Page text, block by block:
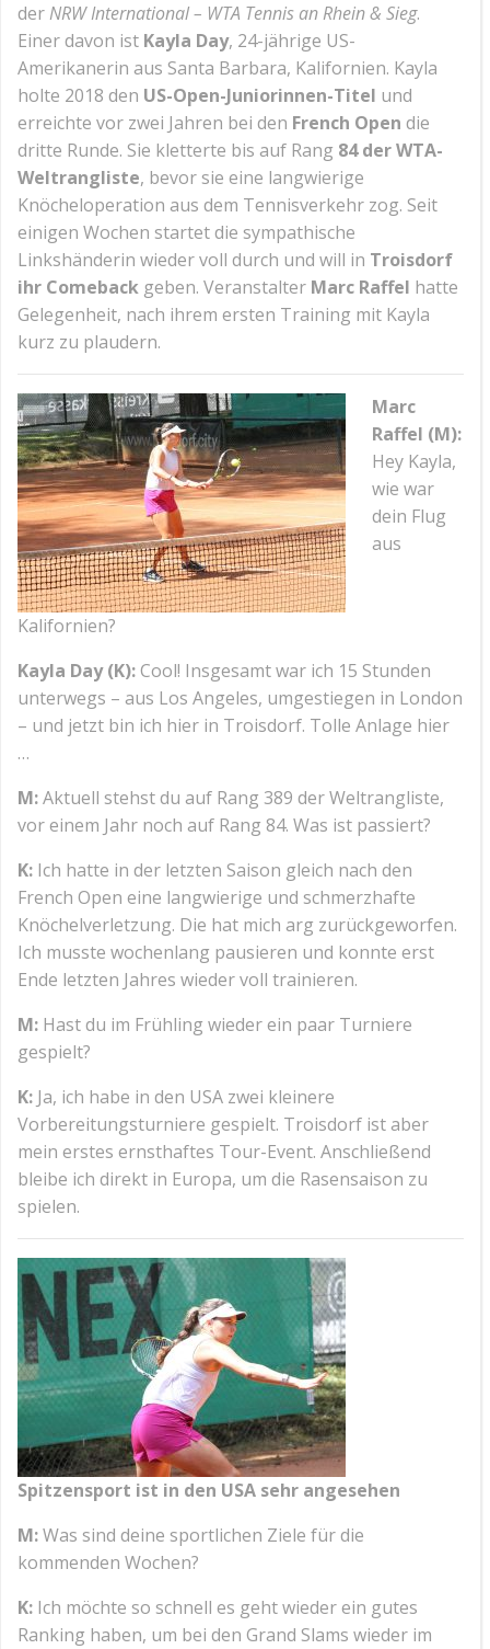
derNRW International – WTA Tennis an Rhein & Sieg.
Einer davon ist Kayla Day, 24-jährige US-
Amerikanerin aus Santa Barbara, Kalifornien. Kayla
holte 2018 den US-Open-Juniorinnen-Titel und
erreichte vor zwei Jahren bei den French Open die
dritte Runde. Sie kletterte bis auf Rang 84 der WTA-
Weltrangliste, bevor sie eine langwierige
Knöcheloperation aus dem Tennisverkehr zog. Seit
einigen Wochen startet die sympathische
Linkshänderin wieder voll durch und will in Troisdorf
ihr Comeback geben. Veranstalter Marc Raffel hatte
Gelegenheit, nach ihrem ersten Training mit Kayla
kurz zu plaudern.
Marc
Raffel (M):
Hey Kayla,
wie war
dein Flug
aus
Kalifornien?
Kayla Day (K):Cool! Insgesamt war ich 15 Stunden
unterwegs – aus Los Angeles, umgestiegen in London
– und jetzt bin ich hier in Troisdorf. Tolle Anlage hier
…
M:Aktuell stehst du auf Rang 389 der Weltrangliste,
vor einem Jahr noch auf Rang 84. Was ist passiert?
K: Ich hatte in der letzten Saison gleich nach den
French Open eine langwierige und schmerzhafte
Knöchelverletzung. Die hat mich arg zurückgeworfen.
Ich musste wochenlang pausieren und konnte erst
Ende letzten Jahres wieder voll trainieren.
M: Hast du im Frühling wieder ein paar Turniere
gespielt?
K: Ja, ich habe in den USA zwei kleinere
Vorbereitungsturniere gespielt. Troisdorf ist aber
mein erstes ernsthaftes Tour-Event. Anschließend
bleibe ich direkt in Europa, um die Rasensaison zu
spielen.
Spitzensport ist in den USA sehr angesehen
M:Was sind deine sportlichen Ziele für die
kommenden Wochen?
K: Ich möchte so schnell es geht wieder ein gutes
Ranking haben, um bei den Grand Slams wieder im